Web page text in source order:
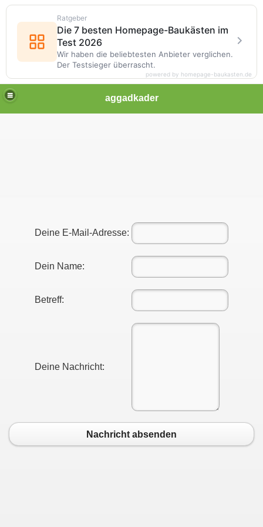
aggadkader
Deine E-Mail-Adresse:
Dein Name:
Betreff:
Deine Nachricht:
Nachricht absenden
Ratgeber
Die 7 besten Homepage-Baukästen im
Test 2026
Wir haben die beliebtesten Anbieter verglichen.
Der Testsieger überrascht.
powered by homepage-baukasten.de